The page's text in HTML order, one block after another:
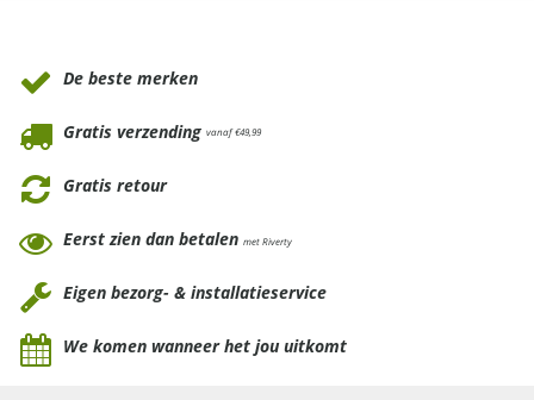
De beste merken
Gratis verzending vanaf €49,99
Gratis retour
Eerst zien dan betalen met Riverty
Eigen bezorg- & installatieservice
We komen wanneer het jou uitkomt